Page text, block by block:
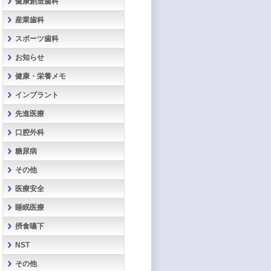
産業歯科
スポーツ歯科
お知らせ
健康・栄養メモ
インプラント
先進医療
口腔外科
糖尿病
その他
医療安全
睡眠医療
摂食嚥下
NST
その他